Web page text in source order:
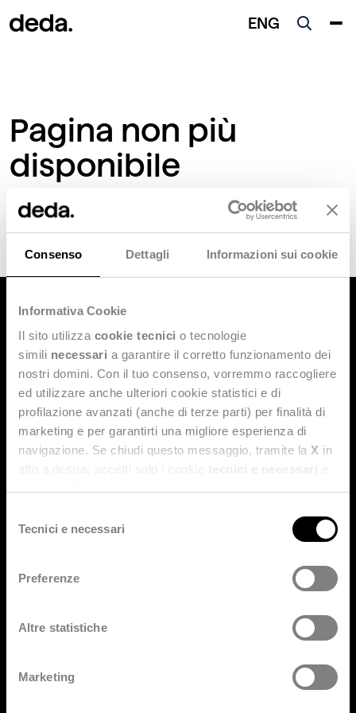
Consenso Dettagli Informazioni sui cookie
Informativa Cookie
Il sito utilizza cookie tecnici o tecnologie
simili necessari a garantire il corretto funzionamento dei
nostri domini. Con il tuo consenso, vorremmo raccogliere
ed utilizzare anche ulteriori cookie statistici e di
profilazione avanzati (anche di terze parti) per finalità di
marketing e per garantirti una migliore esperienza di
navigazione. Se chiudi questo messaggio, tramite la X in
maggiori informazioni consulta anche la nostra
Privacy
delTecnici e necessari
Preferenze
Altre statistiche
Marketing
ENG
Pagina non più
disponibile
Ci scusiamo per il disagio.
MEDIA & NEWS
News
Rassegna Stampa
SUSTAINABILITY RISK & COMPLIANCE
Whistleblowing policy
Cookie policy
Accessibilità